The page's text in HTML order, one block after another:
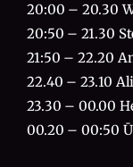
20:00 – 20.30
20:50 – 21.30
21:50 – 22.20
22.40 – 23.10
23.30 – 00.00
00.20 – 00:50